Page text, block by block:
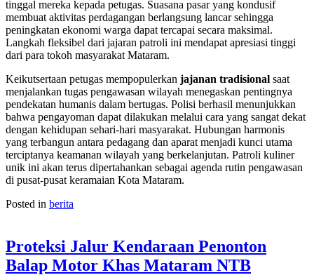
tinggal mereka kepada petugas. Suasana pasar yang kondusif
membuat aktivitas perdagangan berlangsung lancar sehingga
peningkatan ekonomi warga dapat tercapai secara maksimal.
Langkah fleksibel dari jajaran patroli ini mendapat apresiasi tinggi
dari para tokoh masyarakat Mataram.
Keikutsertaan petugas mempopulerkan jajanan tradisional saat
menjalankan tugas pengawasan wilayah menegaskan pentingnya
pendekatan humanis dalam bertugas. Polisi berhasil menunjukkan
bahwa pengayoman dapat dilakukan melalui cara yang sangat dekat
dengan kehidupan sehari-hari masyarakat. Hubungan harmonis
yang terbangun antara pedagang dan aparat menjadi kunci utama
terciptanya keamanan wilayah yang berkelanjutan. Patroli kuliner
unik ini akan terus dipertahankan sebagai agenda rutin pengawasan
di pusat-pusat keramaian Kota Mataram.
Posted in berita
Proteksi Jalur Kendaraan Penonton
Balap Motor Khas Mataram NTB